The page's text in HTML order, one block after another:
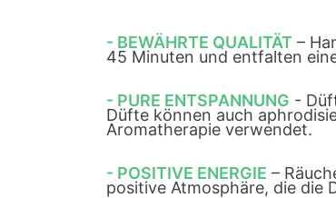
- BEWÄHRTE QUALITÄT –
45 Minuten und entfalten
- PURE ENTSPANNUNG -
Düfte können auch
Aromatherapie verwendet.
- POSITIVE ENERGIE –
positive Atmosphäre, die die